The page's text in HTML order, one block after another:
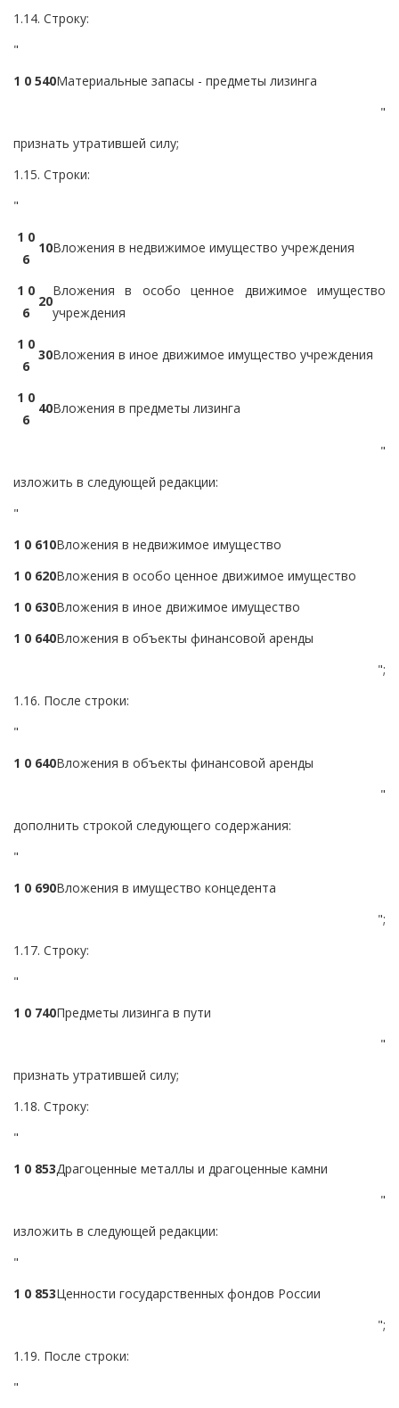
1.14. Строку:
"
1 0 540Материальные запасы - предметы лизинга
"
признать утратившей силу;
1.15. Строки:
"
1 0
6
10Вложения в недвижимое имущество учреждения
1 0
6
20
Вложения в особо ценное движимое имущество
учреждения
1 0
6
30Вложения в иное движимое имущество учреждения
1 0
6
40Вложения в предметы лизинга
"
изложить в следующей редакции:
"
1 0 610Вложения в недвижимое имущество
1 0 620Вложения в особо ценное движимое имущество
1 0 630Вложения в иное движимое имущество
1 0 640Вложения в объекты финансовой аренды
";
1.16. После строки:
"
1 0 640Вложения в объекты финансовой аренды
"
дополнить строкой следующего содержания:
"
1 0 690Вложения в имущество концедента
";
1.17. Строку:
"
1 0 740Предметы лизинга в пути
"
признать утратившей силу;
1.18. Строку:
"
1 0 853Драгоценные металлы и драгоценные камни
"
изложить в следующей редакции:
"
1 0 853Ценности государственных фондов России
";
1.19. После строки:
"